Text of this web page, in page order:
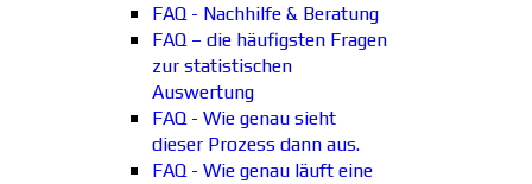
FAQ - Nachhilfe & Beratung
FAQ – die häufigsten Fragen
zur statistischen
Auswertung
FAQ - Wie genau sieht
dieser Prozess dann aus.
FAQ - Wie genau läuft eine